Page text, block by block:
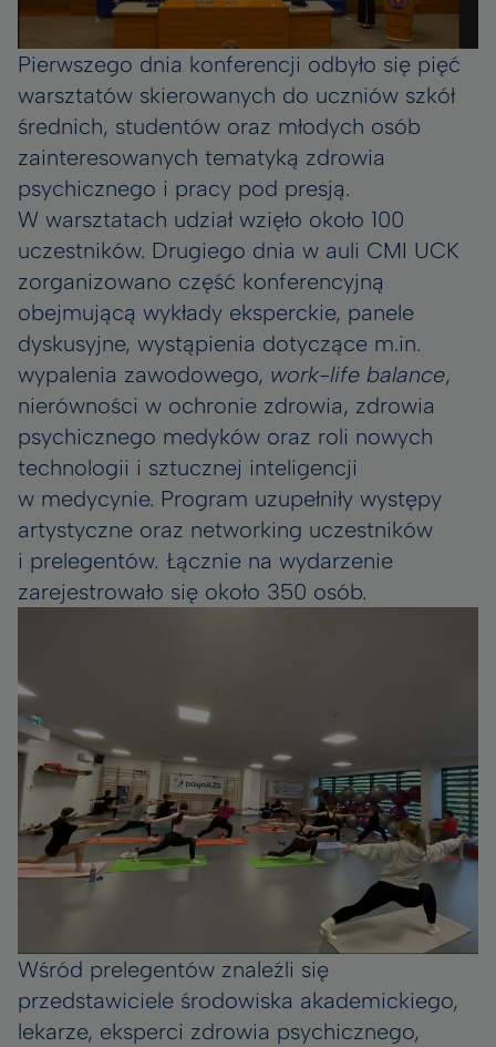
Pierwszego dnia konferencji odbyło się pięć
warsztatów skierowanych do uczniów szkół
średnich, studentów oraz młodych osób
zainteresowanych tematyką zdrowia
psychicznego i pracy pod presją.
W warsztatach udział wzięło około 100
uczestników. Drugiego dnia w auli CMI UCK
zorganizowano część konferencyjną
obejmującą wykłady eksperckie, panele
dyskusyjne, wystąpienia dotyczące m.in.
wypalenia zawodowego, work-life balance,
nierówności w ochronie zdrowia, zdrowia
psychicznego medyków oraz roli nowych
technologii i sztucznej inteligencji
w medycynie. Program uzupełniły występy
artystyczne oraz networking uczestników
i prelegentów. Łącznie na wydarzenie
zarejestrowało się około 350 osób.
Wśród prelegentów znaleźli się
przedstawiciele środowiska akademickiego,
lekarze, eksperci zdrowia psychicznego,